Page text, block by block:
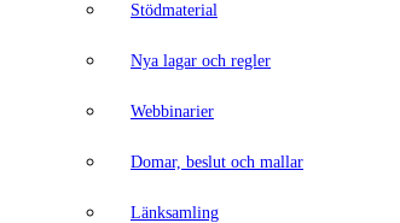
Stödmaterial
Nya lagar och regler
Webbinarier
Domar, beslut och mallar
Länksamling